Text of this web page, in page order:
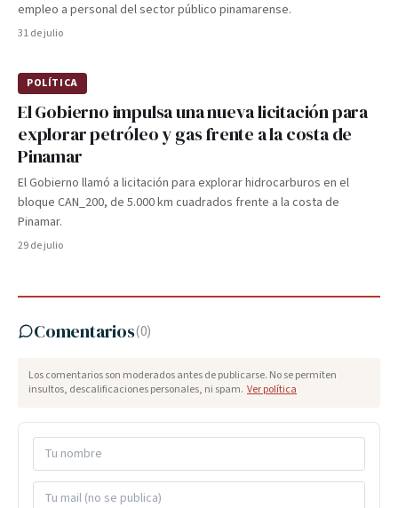
empleo a personal del sector público pinamarense.
31 de julio
POLÍTICA
El Gobierno impulsa una nueva licitación para
explorar petróleo y gas frente a la costa de
Pinamar
El Gobierno llamó a licitación para explorar hidrocarburos en el
bloque CAN_200, de 5.000 km cuadrados frente a la costa de
Pinamar.
29 de julio
Comentarios(0)
Los comentarios son moderados antes de publicarse. No se permiten
insultos, descalificaciones personales, ni spam. Ver política